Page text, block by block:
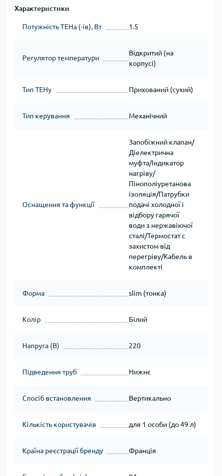
Характеристики
Потужність ТЕНа (-ів), Вт 1.5
Регулятор температури
Відкритий (на
корпусі)
Тип ТЕНу Прихований (сухий)
Тип керування Механічний
Оснащення та функції
Запобіжний клапан/
Діелектрична
муфта/Індикатор
нагріву/
Пінополіуретанова
ізоляція/Патрубки
подачі холодної і
відбору гарячої
води з нержавіючої
сталі/Термостат c
захистом від
перегріву/Кабель в
комплекті
Форма slim (тонка)
Колір Білий
Напруга (В) 220
Підведення труб Нижнє
Спосіб встановлення Вертикально
Кількість користувачів для 1 особи (до 49 л)
Країна реєстрації бренду Франція